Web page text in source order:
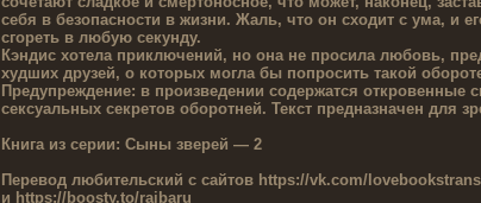
себя в безопасности в жизни. Жаль, что он сходит с ума, и
сгореть в любую секунду.
Кэндис хотела приключений, но она не просила любовь,
худших друзей, о которых могла бы попросить такой
Предупреждение: в произведении содержатся откровенные
сексуальных секретов оборотней. Текст предназначен для
Книга из серии: Сыны зверей — 2
Перевод любительский с сайтовhttps://vk.com/
и https://boosty.to/raibaru